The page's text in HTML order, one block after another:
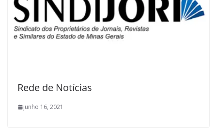
Rede de Notícias
junho 16, 2021